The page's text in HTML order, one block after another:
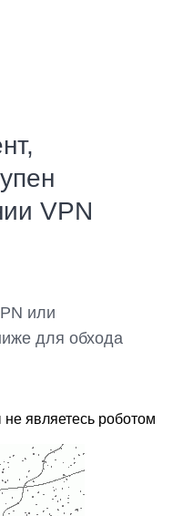
VPN
или
для обхода
являетесь роботом